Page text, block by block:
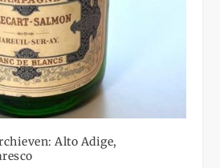
Alto Adige,